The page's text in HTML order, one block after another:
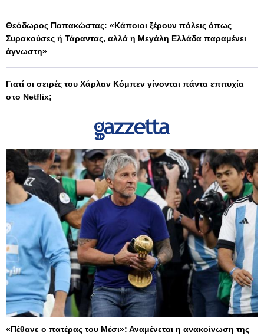
Θεόδωρος Παπακώστας: «Κάποιοι ξέρουν πόλεις όπως
Συρακούσες ή Τάραντας, αλλά η Μεγάλη Ελλάδα παραμένει
άγνωστη»
Γιατί οι σειρές του Χάρλαν Κόμπεν γίνονται πάντα επιτυχία
στο Netflix;
«Πέθανε ο πατέρας του Μέσι»: Αναμένεται η ανακοίνωση της